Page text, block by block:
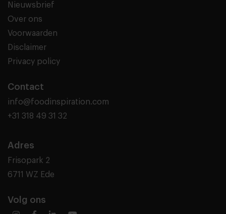
Nieuwsbrief
Over ons
Voorwaarden
Disclaimer
Privacy policy
Contact
info@foodinspiration.com
+31 318 49 31 32
Adres
Frisopark 2
6711 WZ Ede
Volg ons